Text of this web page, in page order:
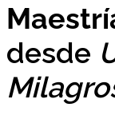
desde